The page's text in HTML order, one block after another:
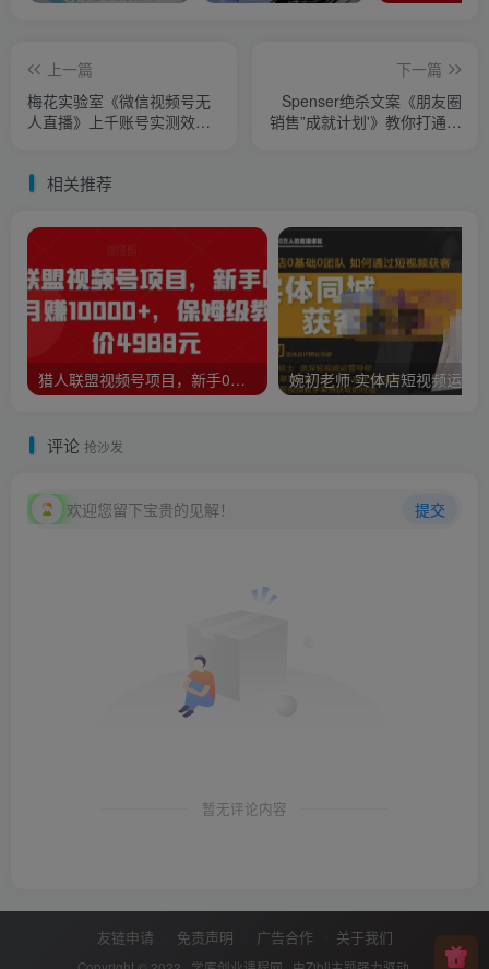
上一篇
梅花实验室《微信视频号无
人直播》上千账号实测效
下一篇
Spenser绝杀文案《朋友圈
销售”成就计划'》教你打通微
相关推荐
猎人联盟视频号项目，新手0基础轻松月赚10000+，保姆级教程原价4988元
评论 抢沙发
欢迎您留下宝贵的见解！ 提交
暂无评论内容
友链申请 免责声明 广告合作 关于我们